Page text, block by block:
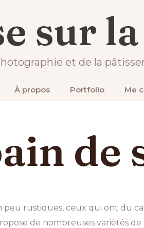
sur
et de la
À propos Portfolio Me
de
peu rustiques, ceux qui ont du
de nombreuses variétés de